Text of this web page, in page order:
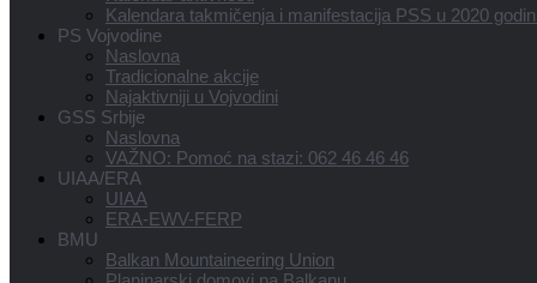
Kalendara takmičenja i manifestacija PSS u 2020 godini
PS Vojvodine
Naslovna
Tradicionalne akcije
Najaktivniji u Vojvodini
GSS Srbije
Naslovna
VAŽNO: Pomoć na stazi: 062 46 46 46
UIAA/ERA
UIAA
ERA-EWV-FERP
BMU
Balkan Mountaineering Union